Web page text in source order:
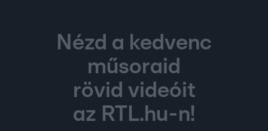
Nézd a kedvenc
műsoraid
rövid videóit
az RTL.hu-n!